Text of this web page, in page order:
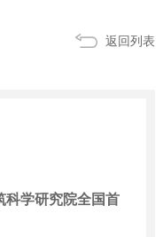
返回列表
科学研究院全国首